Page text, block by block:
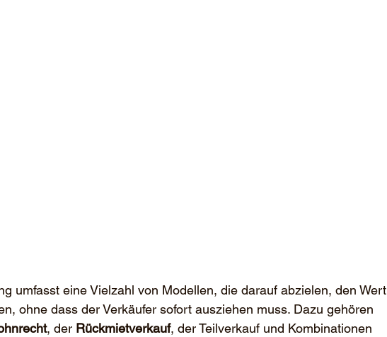
umfasst eine Vielzahl von Modellen, die darauf abzielen, den Wert
ohne dass der Verkäufer sofort ausziehen muss. Dazu gehören
, der Rückmietverkauf, der Teilverkauf und Kombinationen